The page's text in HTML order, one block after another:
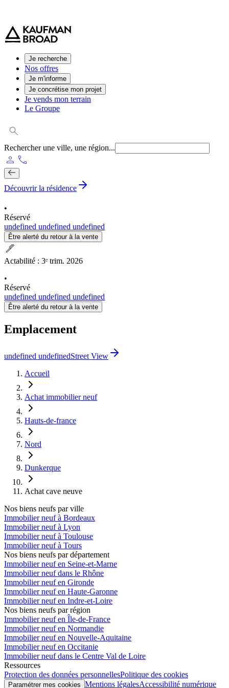
Je recherche
Nos offres
Je m'informe
Je concrétise mon projet
Je vends mon terrain
Le Groupe
Rechercher une ville, une région...
person phone
Découvrir la résidence
•
Réservé
undefined undefined undefined
Être alerté du retour à la vente
ink_pen
Actabilité : 3ᵉ trim. 2026
•
Réservé
undefined undefined undefined
Être alerté du retour à la vente
Emplacement
undefined undefinedStreet View
Accueil
Achat immobilier neuf
Hauts-de-france
Nord
Dunkerque
Achat cave neuve
Nos biens neufs par ville
Immobilier neuf à Bordeaux
Immobilier neuf à Lyon
Immobilier neuf à Toulouse
Immobilier neuf à Tours
Nos biens neufs par département
Immobilier neuf en Seine-et-Marne
Immobilier neuf dans le Rhône
Immobilier neuf en Gironde
Immobilier neuf en Haute-Garonne
Immobilier neuf en Indre-et-Loire
Nos biens neufs par région
Immobilier neuf en Île-de-France
Immobilier neuf en Normandie
Immobilier neuf en Nouvelle-Aquitaine
Immobilier neuf en Occitanie
Immobilier neuf dans le Centre Val de Loire
Ressources
Protection des données personnellesPolitique des cookies
Paramétrer mes cookies Mentions légalesAccessibilité numérique